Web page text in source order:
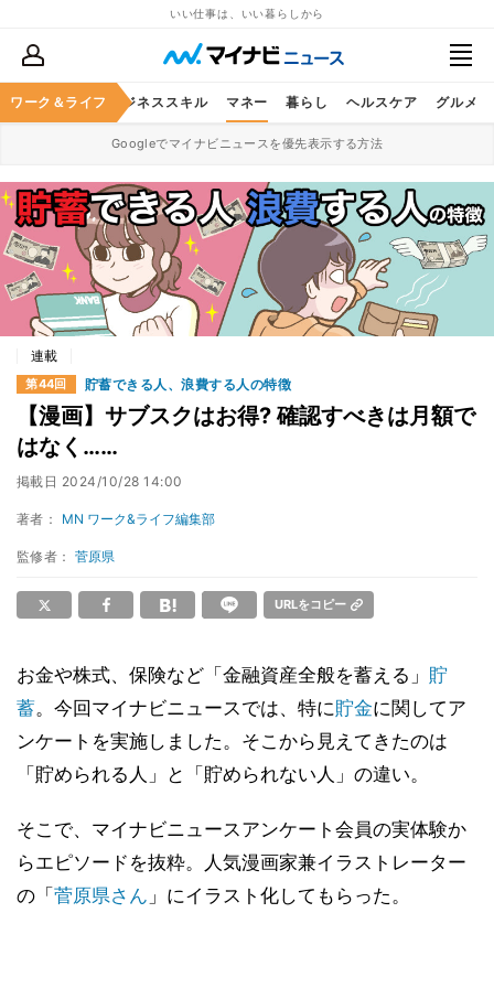
いい仕事は、いい暮らしから
ワーク＆ライフ
キャリア ビジネススキル マネー 暮らし ヘルスケア グルメ
Googleでマイナビニュースを優先表示する方法
連載
第44回 貯蓄できる人、浪費する人の特徴
【漫画】サブスクはお得? 確認すべきは月額で
はなく……
掲載日 2024/10/28 14:00
著者： MN ワーク&ライフ編集部
監修者：菅原県
URLをコピー
お金や株式、保険など「金融資産全般を蓄える」 貯
蓄。今回マイナビニュースでは、特に貯金に関してア
ンケートを実施しました。そこから見えてきたのは
「貯められる人」と「貯められない人」の違い。
そこで、マイナビニュースアンケート会員の実体験か
らエピソードを抜粋。人気漫画家兼イラストレーター
の「 菅原県さん 」にイラスト化してもらった。